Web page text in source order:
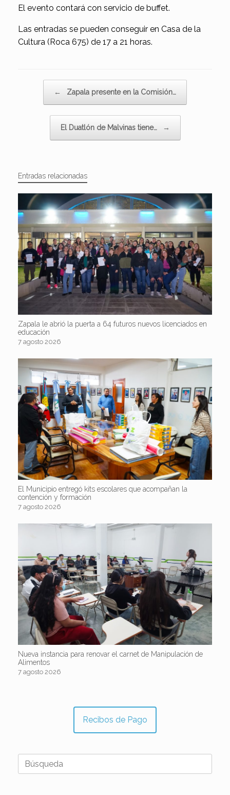
El evento contará con servicio de buffet.
Las entradas se pueden conseguir en Casa de la
Cultura (Roca 675) de 17 a 21 horas.
← Zapala presente en la Comisión…
El Duatlón de Malvinas tiene… →
Entradas relacionadas
Zapala le abrió la puerta a 64 futuros nuevos licenciados en
educación
7 agosto 2026
El Municipio entregó kits escolares que acompañan la
contención y formación
7 agosto 2026
Nueva instancia para renovar el carnet de Manipulación de
Alimentos
7 agosto 2026
Recibos de Pago
Buscar: